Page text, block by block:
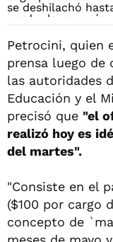
Petrocini, quien
prensa luego de
las autoridades
Educación y el
precisó que "el
realizó hoy es
del martes".
"Consiste en el
($100 por cargo
concepto de